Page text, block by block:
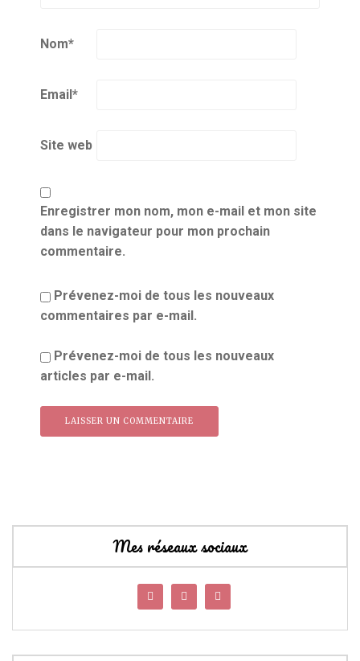
Nom*
Email*
Site web
Enregistrer mon nom, mon e-mail et mon site
dans le navigateur pour mon prochain
commentaire.
Prévenez-moi de tous les nouveaux
commentaires par e-mail.
Prévenez-moi de tous les nouveaux
articles par e-mail.
Mes réseaux sociaux